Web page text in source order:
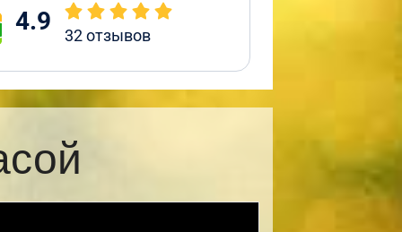
4.9 32отзывов